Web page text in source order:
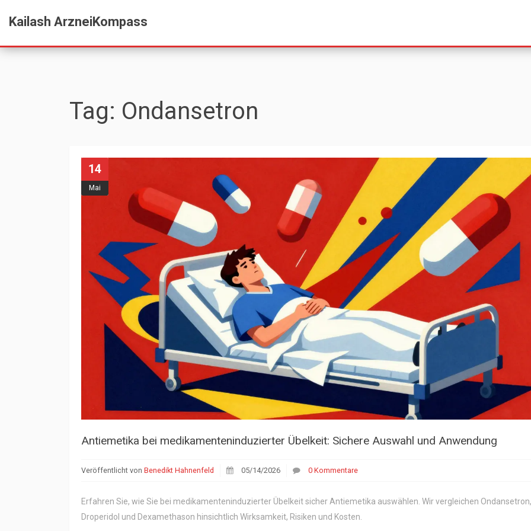
Kailash ArzneiKompass
Tag: Ondansetron
14
Mai
Antiemetika bei medikamenteninduzierter Übelkeit: Sichere Auswahl und Anwendung
Veröffentlicht von Benedikt Hahnenfeld 05/14/2026 0 Kommentare
Erfahren Sie, wie Sie bei medikamenteninduzierter Übelkeit sicher Antiemetika auswählen. Wir vergleichen Ondansetron,
Droperidol und Dexamethason hinsichtlich Wirksamkeit, Risiken und Kosten.